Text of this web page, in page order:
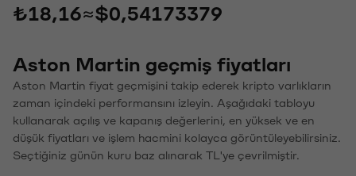
₺18,16≈$0,54173379
Aston Martin geçmiş fiyatları
Aston Martin fiyat geçmişini takip ederek kripto varlıkların
zaman içindeki performansını izleyin. Aşağıdaki tabloyu
kullanarak açılış ve kapanış değerlerini, en yüksek ve en
düşük fiyatları ve işlem hacmini kolayca görüntüleyebilirsiniz.
Seçtiğiniz günün kuru baz alınarak TL'ye çevrilmiştir.